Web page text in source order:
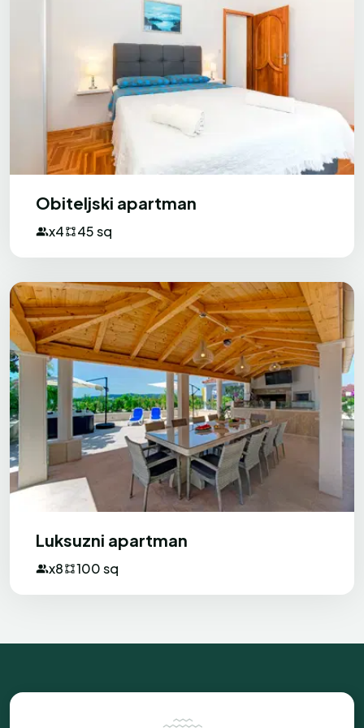
Milos
Bosna i Hercegovina
Sve je bilo izvrsno.
Domaćini su vrlo prijateljski i dobri ljudi,
uvijek spremni pomoći i objasniti sve što
smo trebali. Čak su za nas pripremili
pivo, predjela, riba, slastice, voće, itd.).
Plaža je blizu i vrlo lijepa, bez puno gužve,
X Xplorer
Ujedinjeno Kraljevstvo
Fantastični apartmani s divnim
domaćinima
ovim izvrsnim obiteljskim apartmanima.
osjećate vrlo dobrodošlo. Objekt se
nalazi na kratkoj pješačkoj udaljenosti od
klimatizirane, što je bilo vrlo ugodno
Obiteljski apartman
x4 45 sq
Luksuzni apartman
x8 100 sq